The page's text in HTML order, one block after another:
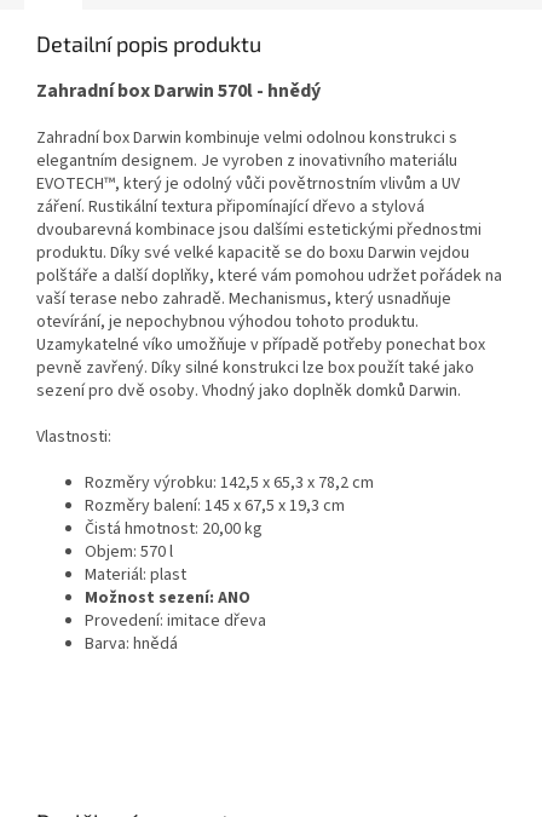
Detailní popis produktu
Zahradní box Darwin 570l - hnědý
Zahradní box Darwin kombinuje velmi odolnou konstrukci s
elegantním designem. Je vyroben z inovativního materiálu
EVOTECH™, který je odolný vůči povětrnostním vlivům a UV
záření. Rustikální textura připomínající dřevo a stylová
dvoubarevná kombinace jsou dalšími estetickými přednostmi
produktu. Díky své velké kapacitě se do boxu Darwin vejdou
polštáře a další doplňky, které vám pomohou udržet pořádek na
vaší terase nebo zahradě. Mechanismus, který usnadňuje
otevírání, je nepochybnou výhodou tohoto produktu.
Uzamykatelné víko umožňuje v případě potřeby ponechat box
pevně zavřený. Díky silné konstrukci lze box použít také jako
sezení pro dvě osoby. Vhodný jako doplněk domků Darwin.
Vlastnosti:
Rozměry výrobku: 142,5 x 65,3 x 78,2 cm
Rozměry balení: 145 x 67,5 x 19,3 cm
Čistá hmotnost: 20,00 kg
Objem: 570 l
Materiál: plast
Možnost sezení: ANO
Provedení: imitace dřeva
Barva: hnědá